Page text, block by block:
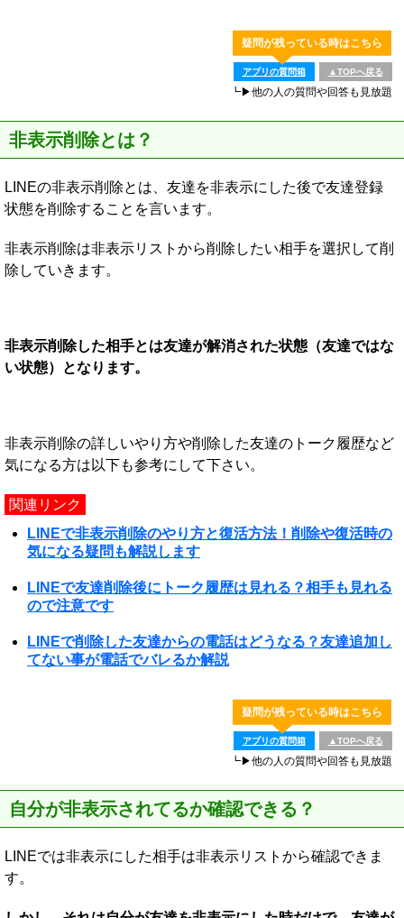
疑問が残っている時はこちら
アプリの質問箱 ▲TOPへ戻る
┗▶他の人の質問や回答も見放題
非表示削除とは？
LINEの非表示削除とは、友達を非表示にした後で友達登録
状態を削除することを言います。
非表示削除は非表示リストから削除したい相手を選択して削
除していきます。
非表示削除した相手とは友達が解消された状態（友達ではな
い状態）となります。
非表示削除の詳しいやり方や削除した友達のトーク履歴など
気になる方は以下も参考にして下さい。
関連リンク
LINEで非表示削除のやり方と復活方法！削除や復活時の
気になる疑問も解説します
LINEで友達削除後にトーク履歴は見れる？相手も見れる
ので注意です
LINEで削除した友達からの電話はどうなる？友達追加し
てない事が電話でバレるか解説
疑問が残っている時はこちら
アプリの質問箱 ▲TOPへ戻る
┗▶他の人の質問や回答も見放題
自分が非表示されてるか確認できる？
LINEでは非表示にした相手は非表示リストから確認できま
す。